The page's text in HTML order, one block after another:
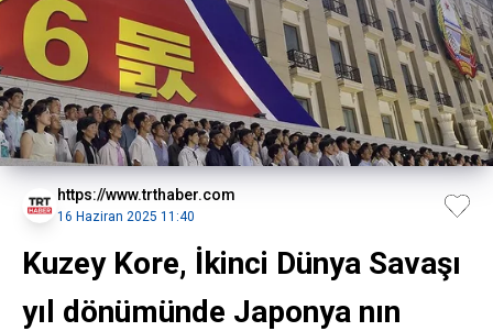
https://www.trthaber.com
16 Haziran 2025 11:40
Kuzey Kore, İkinci Dünya Savaşı
yıl dönümünde Japonya nın